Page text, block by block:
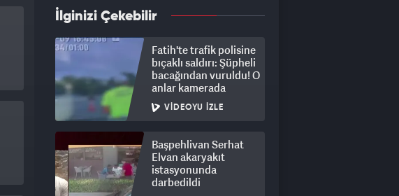
İlginizi Çekebilir
Fatih'te trafik polisine
bıçaklı saldırı: Şüpheli
bacağından vuruldu! O
anlar kamerada
VIDEOYU İZLE
Başpehlivan Serhat
Elvan akaryakıt
istasyonunda
darbedildi